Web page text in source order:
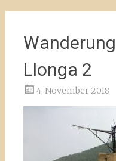
Llonga 2
4. November 2018